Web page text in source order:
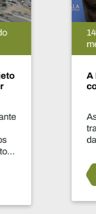
de julho de 2026 |
aproxima as
de
infraestruturas podem
vidas muito
zona da mina.